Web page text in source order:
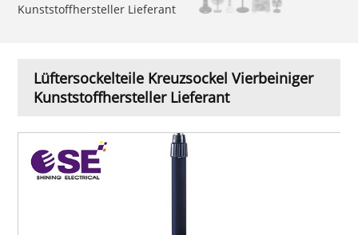
Kunststoffhersteller Lieferant
Lüftersockelteile Kreuzsockel Vierbeiniger
Kunststoffhersteller Lieferant